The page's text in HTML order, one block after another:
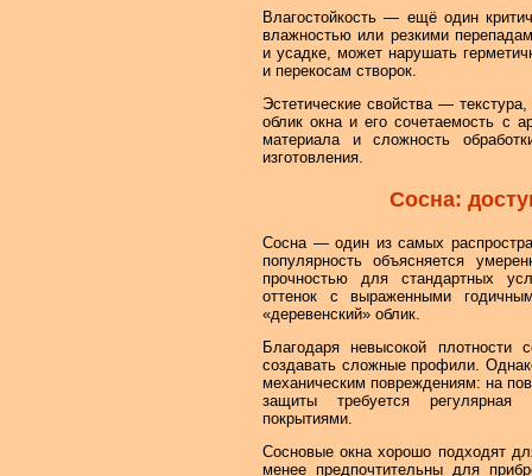
Влагостойкость — ещё один
влажностью или резкими
и усадке, может нарушать
и перекосам створок.
Эстетические свойства —
облик окна и его сочетаемость с
материала и сложность
изготовления.
Сосна:
Сосна — один из самых
популярность объясняется
прочностью для стандартных
оттенок с выраженными
«деревенский» облик.
Благодаря невысокой плотности
создавать сложные профили.
механическим повреждениям: на
защиты требуется регулярная
покрытиями.
Сосновые окна хорошо подходят
менее предпочтительны для